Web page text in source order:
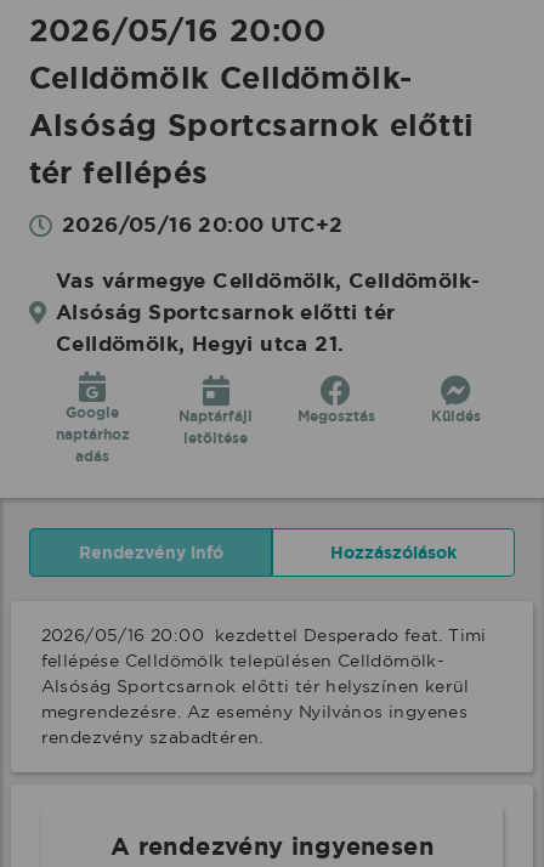
2026/05/16 20:00
Celldömölk Celldömölk-
Alsóság Sportcsarnok előtti
tér fellépés
2026/05/16 20:00 UTC+2
Vas vármegye Celldömölk, Celldömölk-
Alsóság Sportcsarnok előtti tér
Celldömölk, Hegyi utca 21.
Google
naptárhoz
adás
Naptárfájl
letöltése
Megosztás Küldés
Rendezvény infó Hozzászólások
2026/05/16 20:00  kezdettel Desperado feat. Timi
fellépése Celldömölk településen Celldömölk-
Alsóság Sportcsarnok előtti tér helyszínen kerül
megrendezésre. Az esemény Nyilvános ingyenes
rendezvény szabadtéren.
A rendezvény ingyenesen